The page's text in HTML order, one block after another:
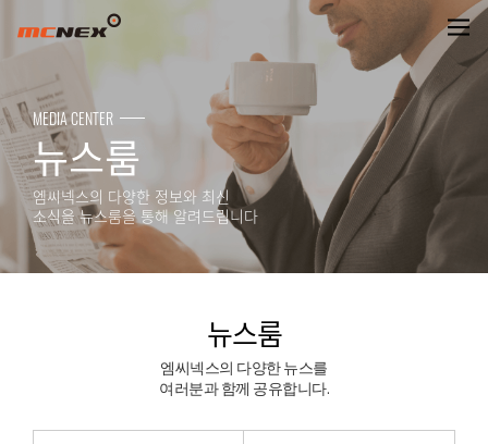
뉴스룸
MEDIA CENTER
뉴스룸
엠씨넥스의 다양한 정보와 최신
소식을 뉴스룸을 통해 알려드립니다
뉴스룸
엠씨넥스의 다양한 뉴스를
여러분과 함께 공유합니다.